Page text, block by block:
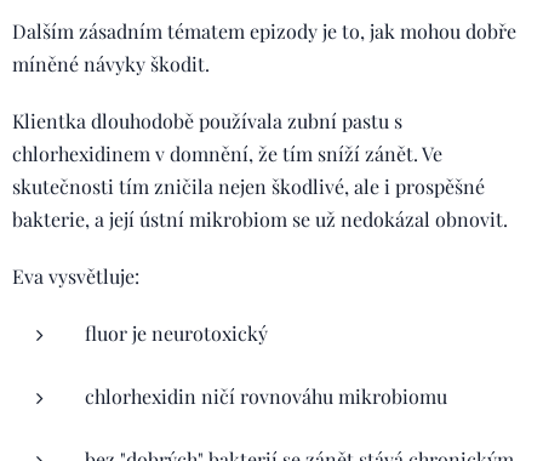
Dalším zásadním tématem epizody je to, jak mohou dobře
míněné návyky škodit.
Klientka dlouhodobě používala zubní pastu s
chlorhexidinem v domnění, že tím sníží zánět. Ve
skutečnosti tím zničila nejen škodlivé, ale i prospěšné
bakterie, a její ústní mikrobiom se už nedokázal obnovit.
Eva vysvětluje:
fluor je neurotoxický
chlorhexidin ničí rovnováhu mikrobiomu